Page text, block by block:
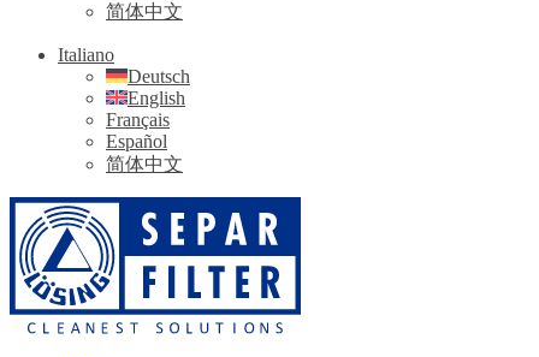
简体中文
Italiano
Deutsch
English
Français
Español
简体中文